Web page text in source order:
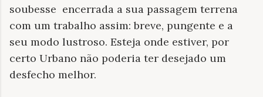
soubesse encerrada a sua passagem terrena
com um trabalho assim: breve, pungente e a
seu modo lustroso. Esteja onde estiver, por
certo Urbano não poderia ter desejado um
desfecho melhor.